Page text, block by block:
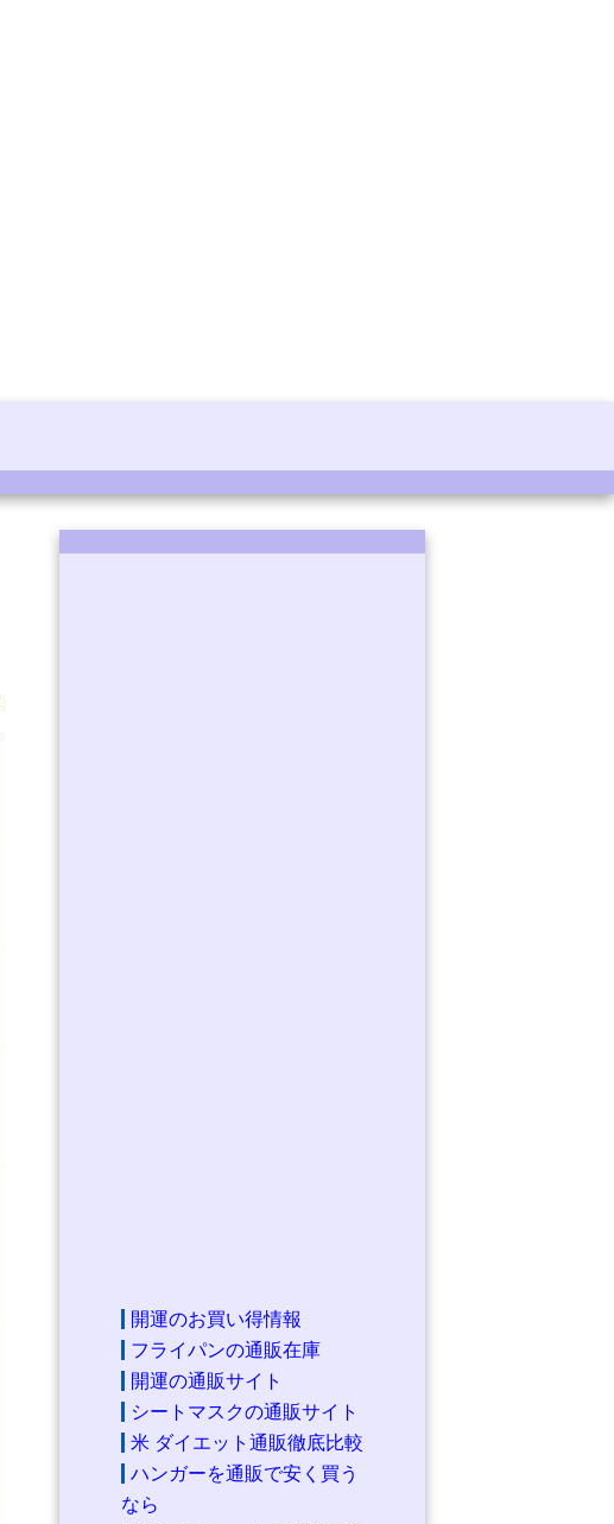
開運のお買い得情報
フライパンの通販在庫
開運の通販サイト
シートマスクの通販サイト
米 ダイエット通販徹底比較
ハンガーを通販で安く買う
なら